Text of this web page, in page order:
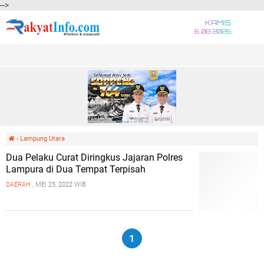
-->
KAMIS
6 08 2026
Beranda
› Lampung Utara
Dua Pelaku Curat Diringkus Jajaran Polres
Lampura di Dua Tempat Terpisah
DAERAH , MEI 25, 2022 WIB
1